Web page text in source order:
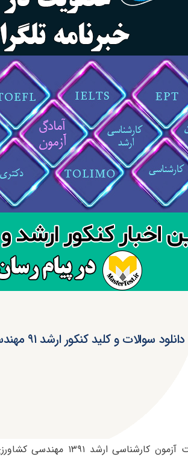
دانلود سوالات و کلید کنکور ارشد ۹۱ مهندسی کشاورزی آب (رایگان)
سوالات تست آزمون